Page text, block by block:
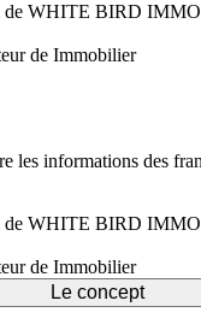
de WHITE BIRD IMMO
de Immobilier
les informations des
de WHITE BIRD IMMO
de Immobilier
Le concept